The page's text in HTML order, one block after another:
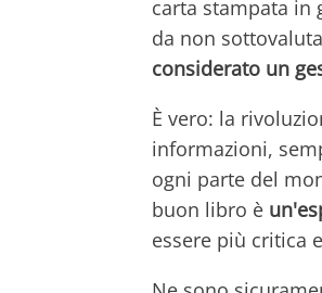
carta stampata in
da non
considerato un
È vero: la
informazioni,
ogni parte del
buon libro è
essere più critica